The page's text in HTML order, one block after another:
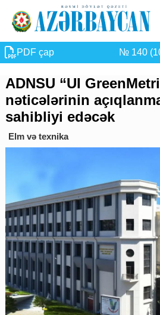
PDF çap № 140
ADNSU “UI
nəticələrinin
sahibliyi edəcək
Elm və texnika